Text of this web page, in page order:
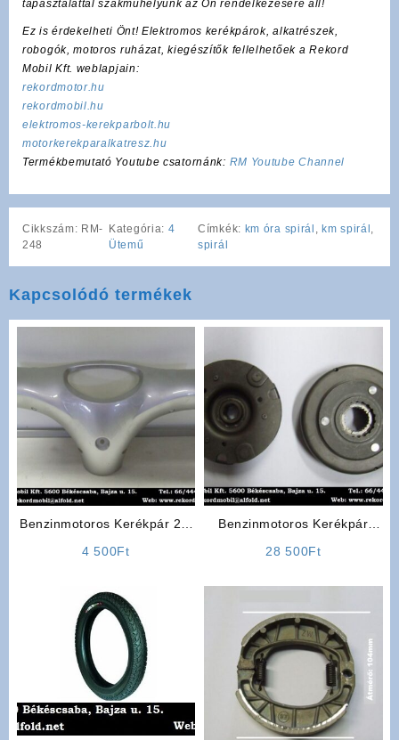
tapasztalattal szakműhelyünk az Ön rendelkezésére áll!
Ez is érdekelheti Önt! Elektromos kerékpárok, alkatrészek,
robogók, motoros ruházat, kiegészítők fellelhetőek a Rekord
Mobil Kft. weblapjain:
rekordmotor.hu
rekordmobil.hu
elektromos-kerekparbolt.hu
motorkerekparalkatresz.hu
Termékbemutató Youtube csatornánk: RM Youtube Channel
Cikkszám: RM-
248
Kategória: 4
Ütemű
Címkék: km óra spirál ,km spirál
spirál
Kapcsolódó termékek
Benzinmotoros Kerékpár 2T,
4 500Ft
Benzinmotoros Kerékpár
28 500Ft